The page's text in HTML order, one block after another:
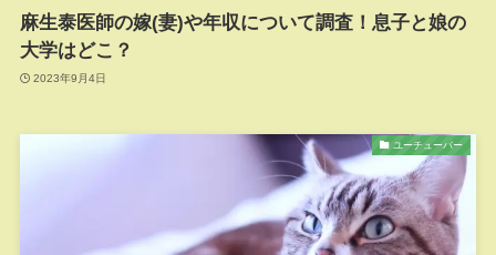
麻生泰医師の嫁(妻)や年収について調査！息子と娘の
大学はどこ？
2023年9月4日
ユーチューバー